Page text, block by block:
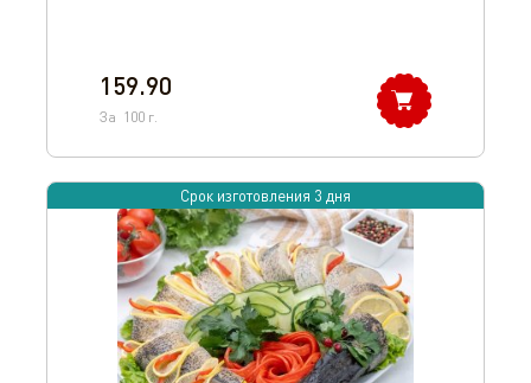
159.90
За 100 г.
Срок изготовления 3 дня